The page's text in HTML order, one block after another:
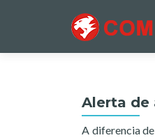
Alerta de
A diferencia